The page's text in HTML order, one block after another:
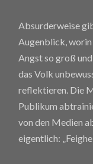
Absurderweise
Augenblick,
Angst so groß
das Volk
reflektieren. Die
Publikum
von den Medien
eigentlich: